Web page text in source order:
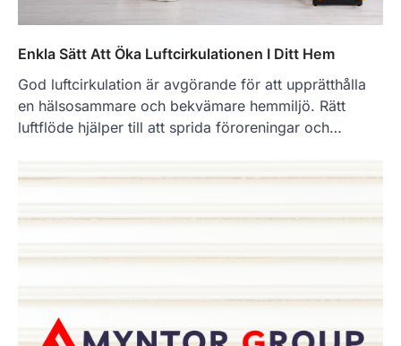
Enkla Sätt Att Öka Luftcirkulationen I Ditt Hem
God luftcirkulation är avgörande för att upprätthålla
en hälsosammare och bekvämare hemmiljö. Rätt
luftflöde hjälper till att sprida föroreningar och…